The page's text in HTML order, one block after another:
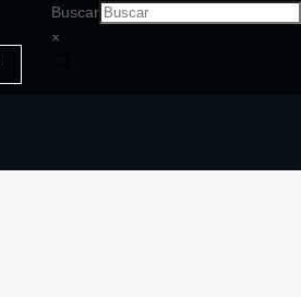
Buscar
×